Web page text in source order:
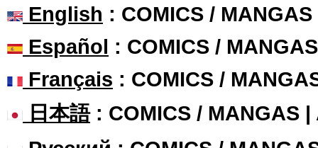
English : COMICS /
Español : COMICS /
Français : COMICS /
日本語: COMICS / MANGAS |